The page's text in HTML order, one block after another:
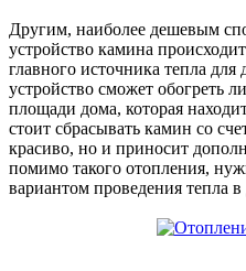
Другим, наиболее дешевым
устройство камина
главного источника тепла
устройство сможет обогреть
площади дома, которая
стоит сбрасывать камин со
красиво, но и приносит
помимо такого отопления,
вариантом проведения тепла